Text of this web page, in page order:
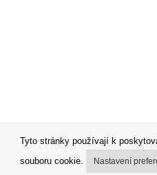
Tyto stránky používají k
souboru cookie.
Nastavení